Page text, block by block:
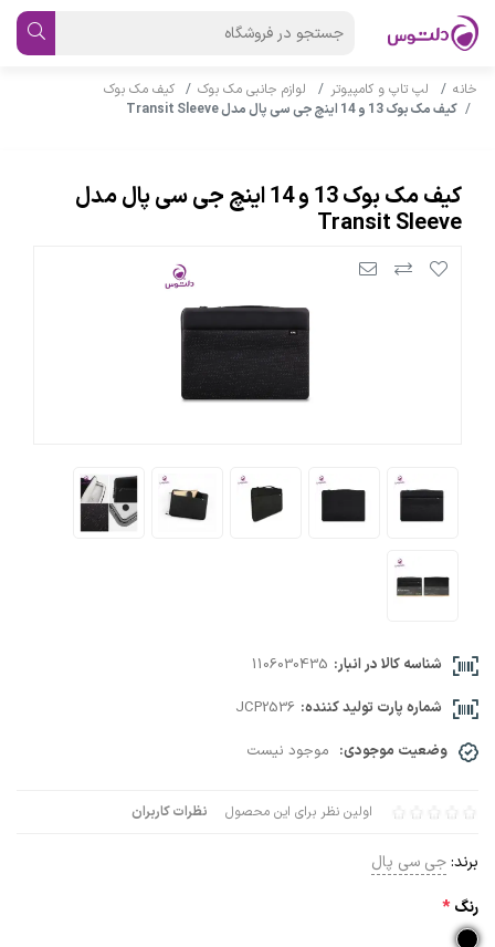
خانه لپ تاپ و کامپیوتر لوازم جانبی مک بوک
کیف مک بوک
کیف مک بوک 13 و 14 اینچ جی سی پال مدل Transit Sleeve
کیف مک بوک 13 و 14 اینچ جی سی پال مدل
Transit Sleeve
اولین نظر برای این محصول نظرات کاربران
برند:جی سی پال
رنگ *
شناسه کالا در انبار: 1106030435
شماره پارت تولید کننده: JCP2536
وضعیت موجودی: موجود نیست